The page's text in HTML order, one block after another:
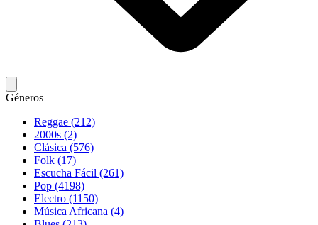
Géneros
Reggae (212)
2000s (2)
Clásica (576)
Folk (17)
Escucha Fácil (261)
Pop (4198)
Electro (1150)
Música Africana (4)